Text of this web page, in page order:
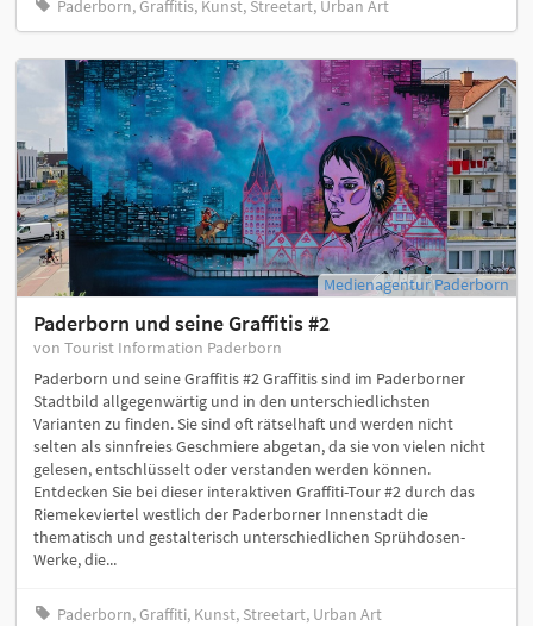
Paderborn, Graffitis, Kunst, Streetart, Urban Art
Medienagentur Paderborn
Paderborn und seine Graffitis #2
von Tourist Information Paderborn
Paderborn und seine Graffitis #2 Graffitis sind im Paderborner
Stadtbild allgegenwärtig und in den unterschiedlichsten
Varianten zu finden. Sie sind oft rätselhaft und werden nicht
selten als sinnfreies Geschmiere abgetan, da sie von vielen nicht
gelesen, entschlüsselt oder verstanden werden können.
Entdecken Sie bei dieser interaktiven Graffiti-Tour #2 durch das
Riemekeviertel westlich der Paderborner Innenstadt die
thematisch und gestalterisch unterschiedlichen Sprühdosen-
Werke, die...
Paderborn, Graffiti, Kunst, Streetart, Urban Art